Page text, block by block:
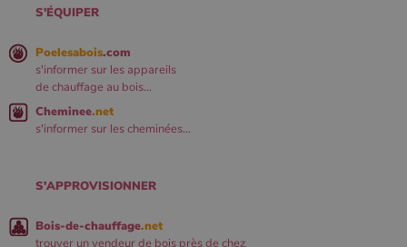
S'ÉQUIPER
Poelesabois.com
s'informer sur les appareils
de chauffage au bois...
Cheminee.net
s'informer sur les cheminées...
S'APPROVISIONNER
Bois-de-chauffage.net
trouver un vendeur de bois près de chez